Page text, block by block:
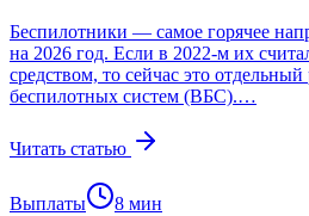
Беспилотники — самое горячее
на 2026 год. Если в 2022-м их
средством, то сейчас это
беспилотных систем (ВБС).…
Читать статью
Выплаты 8 мин